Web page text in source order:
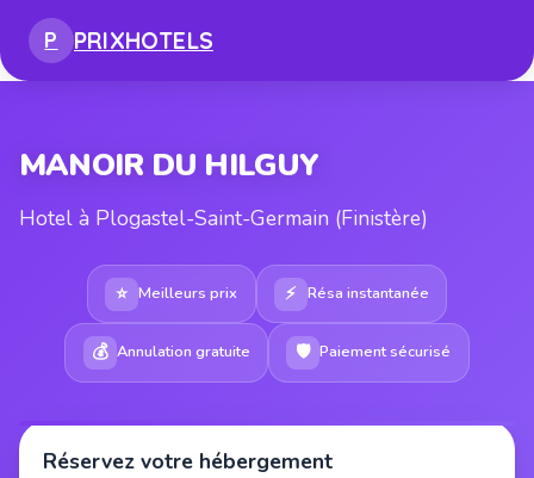
P PRIXHOTELS
MANOIR DU HILGUY
Hotel à Plogastel-Saint-Germain (Finistère)
⭐ Meilleurs prix ⚡ Résa instantanée
💰 Annulation gratuite 🛡 Paiement sécurisé
Réservez votre hébergement